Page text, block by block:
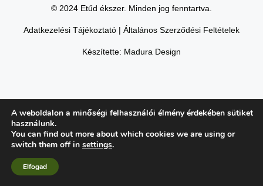
© 2024 Etűd ékszer. Minden jog fenntartva.
Adatkezelési Tájékoztató | Általános Szerződési Feltételek
Készítette: Madura Design
A weboldalon a minőségi felhasználói élmény érdekében sütiket
használunk.
You can find out more about which cookies we are using or
switch them off in settings.
Elfogad